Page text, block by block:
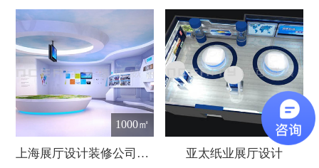
1000㎡
上海展厅设计装修公司—信可威
800㎡
亚太纸业展厅设计